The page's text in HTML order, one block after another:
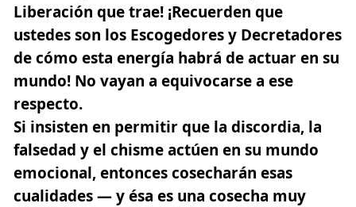
Liberación que trae! ¡Recuerden que
ustedes son los Escogedores y Decretadores
de cómo esta energía habrá de actuar en su
mundo! No vayan a equivocarse a ese
respecto.
Si insisten en permitir que la discordia, la
falsedad y el chisme actúen en su mundo
emocional, entonces cosecharán esas
cualidades — y ésa es una cosecha muy